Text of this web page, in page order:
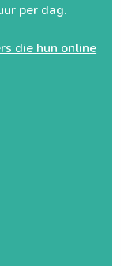
per dag.
die hun online